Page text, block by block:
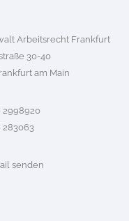
Arbeitsrecht Frankfurt
30-40
am Main
2998920
283063
senden